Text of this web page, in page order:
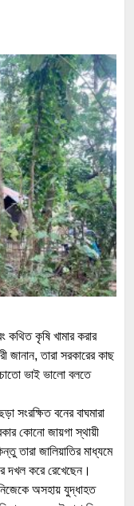
কথিত কৃষি খামার করার
জানান, তারা সরকারের কাছ
ভাই ভালো বলতে
সংরক্ষিত বনের বাঘমারা
কোনো জায়গা স্থায়ী
তারা জালিয়াতির মাধ্যমে
দখল করে রেখেছেন।
অসহায় যুদ্ধাহত